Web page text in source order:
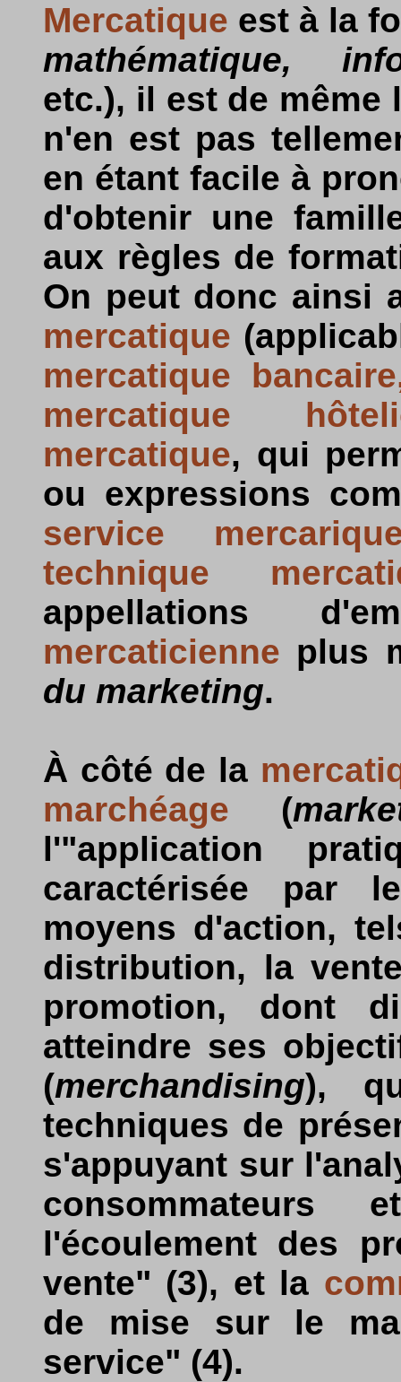
Mercatique est à la
mathématique,
etc.), il est de
n'en est pas
en étant facile à
d'obtenir une
aux règles de
On peut donc ainsi
mercatique
mercatique
mercatique
mercatique, qui
ou expressions
service
technique
appellations
mercaticienne plus
du marketing.
À côté de la
marchéage (
l'"application
caractérisée par
moyens d'action,
distribution, la
promotion, dont
atteindre ses
(merchandising),
techniques de
s'appuyant sur
l'écoulement des
vente" (3), et la
de mise sur le
service" (4).